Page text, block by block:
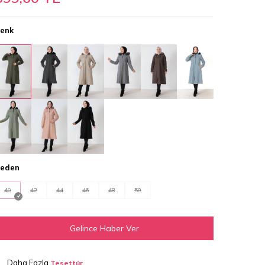
40 42 44 46 48 50
Gelince Haber Ver
Daha Fazla Tesettür